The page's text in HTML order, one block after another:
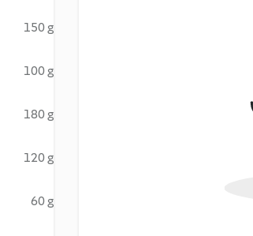
150 g
100 g
180 g
120 g
60 g